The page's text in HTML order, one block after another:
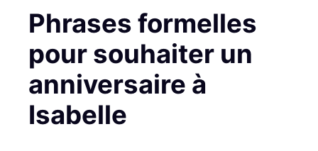
Phrases formelles
pour souhaiter un
anniversaire à
Isabelle